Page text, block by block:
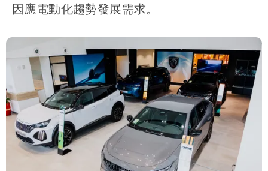
因應電動化趨勢發展需求。